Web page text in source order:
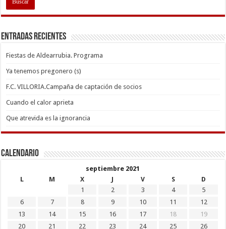
Entradas recientes
Fiestas de Aldearrubia. Programa
Ya tenemos pregonero (s)
F.C. VILLORIA.Campaña de captación de socios
Cuando el calor aprieta
Que atrevida es la ignorancia
Calendario
septiembre 2021
L
M X J V S
D
1
2 3 4
5
6
7 8 9 10 11
12
13
14 15 16 17 18
19
20
21 22 23 24 25
26